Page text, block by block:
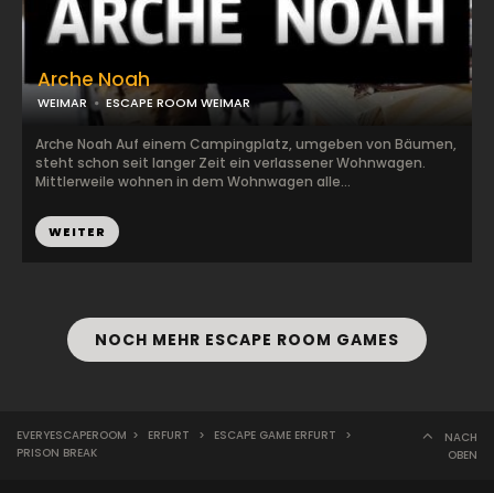
Arche Noah
WEIMAR ESCAPE ROOM WEIMAR
Arche Noah Auf einem Campingplatz, umgeben von Bäumen,
steht schon seit langer Zeit ein verlassener Wohnwagen.
Mittlerweile wohnen in dem Wohnwagen alle...
WEITER
NOCH MEHR ESCAPE ROOM GAMES
EVERYESCAPEROOM > ERFURT > ESCAPE GAME ERFURT
>
PRISON BREAK
NACH
OBEN